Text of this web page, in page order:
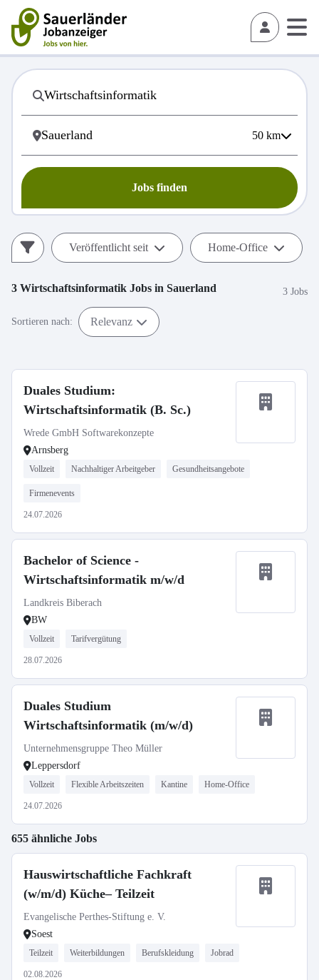
50 km
Jobs finden
Veröffentlicht seit Home-Office
3 Wirtschaftsinformatik Jobs in Sauerland 3 Jobs
Sortieren nach: Relevanz
Duales Studium:
Wirtschaftsinformatik (B. Sc.)
Wrede GmbH Softwarekonzepte
Arnsberg
Vollzeit Nachhaltiger Arbeitgeber Gesundheitsangebote
Firmenevents
24.07.2026
Bachelor of Science -
Wirtschaftsinformatik m/w/d
Landkreis Biberach
BW
Vollzeit Tarifvergütung
28.07.2026
Duales Studium
Wirtschaftsinformatik (m/w/d)
Unternehmensgruppe Theo Müller
Leppersdorf
Vollzeit Flexible Arbeitszeiten Kantine Home-Office
24.07.2026
655 ähnliche Jobs
Hauswirtschaftliche Fachkraft
(w/m/d) Küche– Teilzeit
Evangelische Perthes-Stiftung e. V.
Soest
Teilzeit Weiterbildungen Berufskleidung Jobrad
02.08.2026